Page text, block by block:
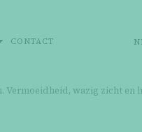
CONTACT
Vermoeidheid, wazig zicht en